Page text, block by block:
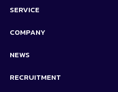
SERVICE
COMPANY
NEWS
RECRUITMENT